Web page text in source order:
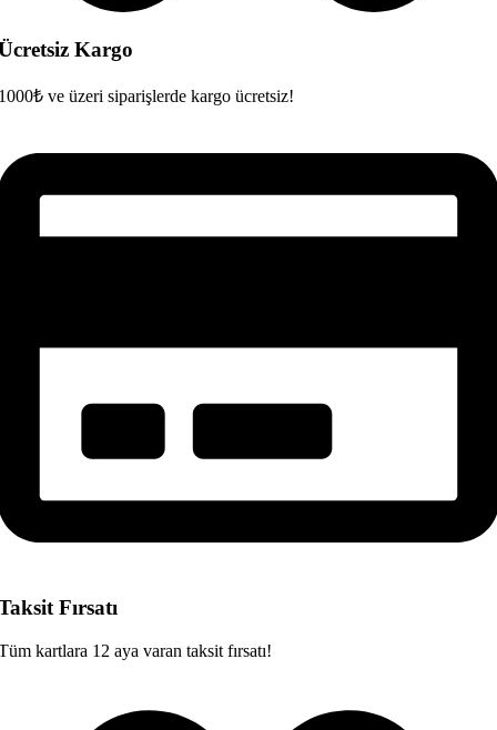
Kargo
ve üzeri siparişlerde kargo ücretsiz!
Fırsatı
kartlara 12 aya varan taksit fırsatı!